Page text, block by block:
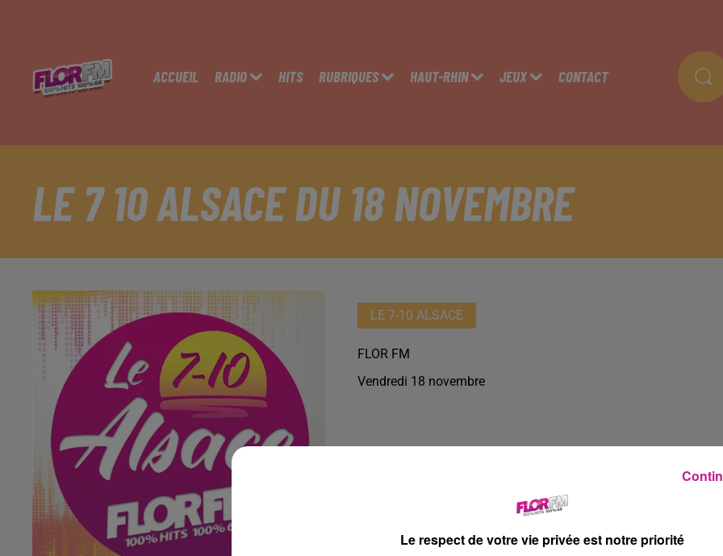
ACCUEIL RADIO HITS RUBRIQUES HAUT-RHIN JEUX CONTACT
LE 7 10 ALSACE DU 18 NOVEMBRE
LE 7-10 ALSACE
FLOR FM
Vendredi 18 novembre
Le respect de votre vie privée est notre priorité